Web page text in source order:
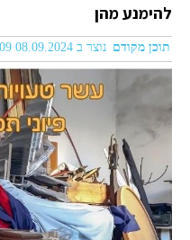
להימנע מהן
תוכן מקודם נוצר ב 08.09.2024 01:09